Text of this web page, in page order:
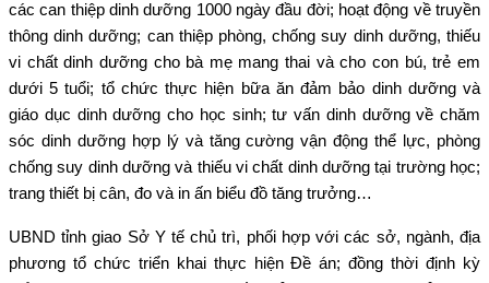
các can thiệp dinh dưỡng 1000 ngày đầu đời; hoạt động về truyền
thông dinh dưỡng; can thiệp phòng, chống suy dinh dưỡng, thiếu
vi chất dinh dưỡng cho bà mẹ mang thai và cho con bú, trẻ em
dưới 5 tuổi; tổ chức thực hiện bữa ăn đảm bảo dinh dưỡng và
giáo dục dinh dưỡng cho học sinh; tư vấn dinh dưỡng về chăm
sóc dinh dưỡng hợp lý và tăng cường vận động thể lực, phòng
chống suy dinh dưỡng và thiếu vi chất dinh dưỡng tại trường học;
trang thiết bị cân, đo và in ấn biểu đồ tăng trưởng…
UBND tỉnh giao Sở Y tế chủ trì, phối hợp với các sở, ngành, địa
phương tổ chức triển khai thực hiện Đề án; đồng thời định kỳ